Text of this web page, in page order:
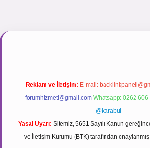
Reklam ve İletişim: E-mail:
forumhizmeti@gmail.com Whatsapp: 0262 606
@karabul
Yasal Uyarı: Sitemiz, 5651 Sayılı Kanun
ve İletişim Kurumu (BTK) tarafından onaylanmış